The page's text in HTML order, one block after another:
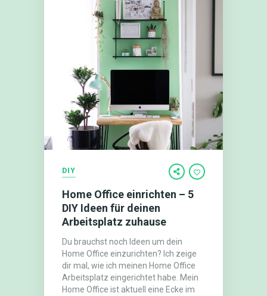
DIY
Home Office einrichten – 5
DIY Ideen für deinen
Arbeitsplatz zuhause
Du brauchst noch Ideen um dein
Home Office einzurichten? Ich zeige
dir mal, wie ich meinen Home Office
Arbeitsplatz eingerichtet habe. Mein
Home Office ist aktuell eine Ecke im